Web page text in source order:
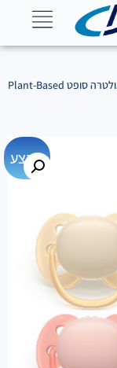
/ אוונט מוצצי אולטרה סופט Plant-Based
מבצע